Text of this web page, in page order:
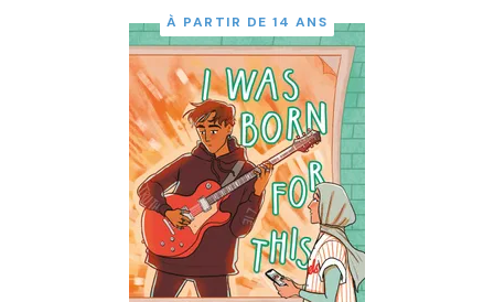
À PARTIR DE 14 ANS